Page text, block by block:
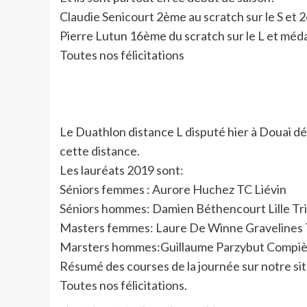
Claudie Senicourt 2ème au scratch sur le S et
Pierre Lutun 16ème du scratch sur le L et
Toutes nos félicitations
Le Duathlon distance L disputé hier à Douai
cette distance.
Les lauréats 2019 sont:
Séniors femmes : Aurore Huchez TC Liévin
Séniors hommes: Damien Béthencourt Lille
Masters femmes: Laure De Winne
Marsters hommes:Guillaume Parzybut
Résumé des courses de la journée sur notre
Toutes nos félicitations.